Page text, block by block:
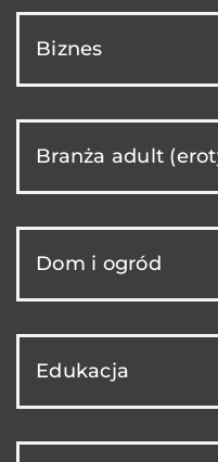
Biznes
Branża adult
Dom i ogród
Edukacja